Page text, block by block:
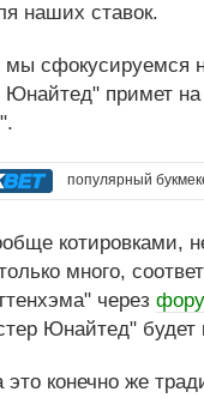
наших ставок.
мы сфокусируемся
Юнайтед" примет
популярный
котировками,
много,
через
Юнайтед" будет
конечно же